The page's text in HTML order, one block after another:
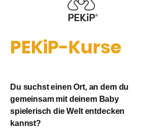
PEKiP-Kurse
Du suchst einen Ort, an dem du
gemeinsam mit deinem Baby
spielerisch die Welt entdecken
kannst?